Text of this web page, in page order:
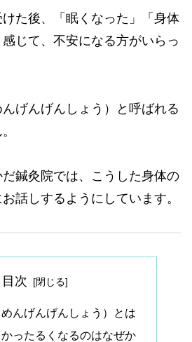
た後、「眠くなった」「身体
じて、不安になる方がいらっ
げんげんしょう）と呼ばれる
鍼灸院では、こうした身体の
話しするようにしています。
目次
んげんげんしょう）とは
ったるくなるのはなぜか